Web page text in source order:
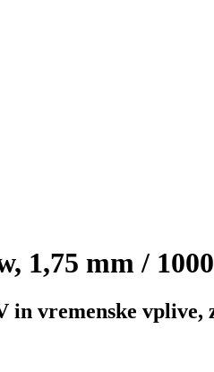
1,75 mm /
in vremenske vplive,